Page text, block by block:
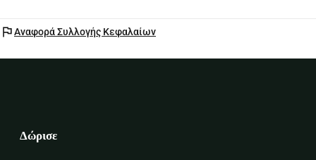
flagΑναφορά Συλλογής Κεφαλαίων
Δώρισε